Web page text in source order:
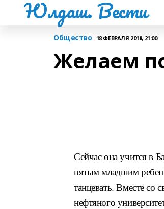
Юлдаш. Вести
Общество 18 ФЕВРАЛЯ 2018, 21:00
Желаем
Сейчас она учится в
пятым младшим
танцевать. Вместе со
нефтяного